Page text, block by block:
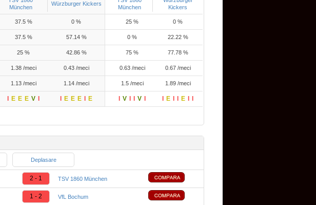
München
Würzburger Kickers
München
Kickers
37.5 % 0 % 25 % 0 %
37.5 % 57.14 % 0 % 22.22 %
25 % 42.86 % 75 % 77.78 %
1.38 /meci 0.43 /meci 0.63 /meci 0.67 /meci
1.13 /meci 1.14 /meci 1.5 /meci 1.89 /meci
E E E V E E E E V V E E
Deplasare
2 - 1 TSV 1860 München
1 - 2 VfL Bochum